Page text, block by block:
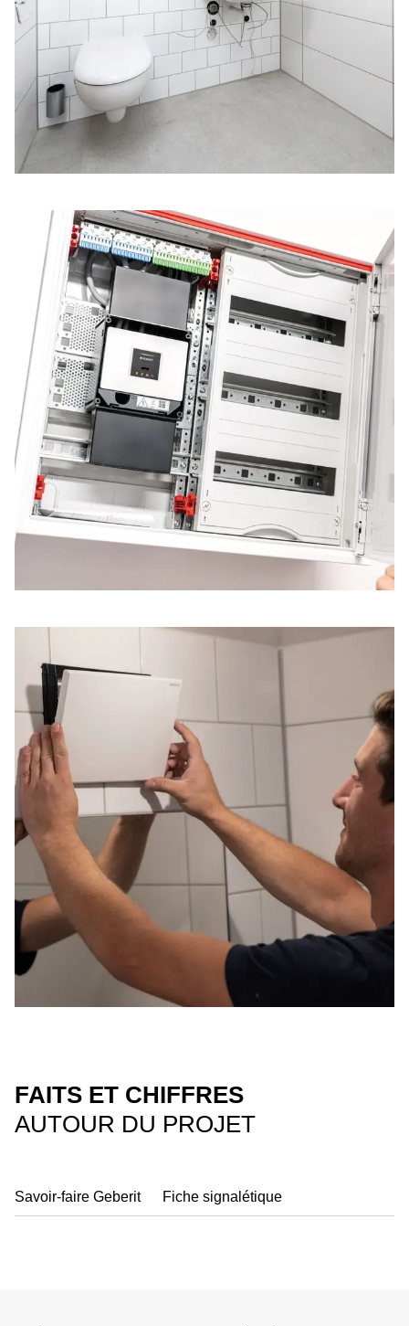
FAITS ET CHIFFRES
AUTOUR DU PROJET
Savoir-faire Geberit Fiche signalétique